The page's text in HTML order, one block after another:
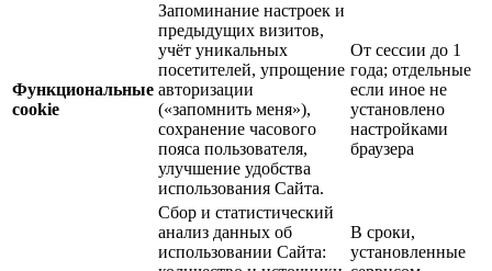
Функциональные
cookie
Запоминание настроек и
предыдущих визитов,
учёт уникальных
посетителей, упрощение
авторизации
(«запомнить меня»),
сохранение часового
пояса пользователя,
улучшение удобства
использования Сайта.
От сессии до 1
года; отдельные
если иное не
установлено
настройками
браузера
Сбор и статистический
анализ данных об
использовании Сайта:
В сроки,
установленные